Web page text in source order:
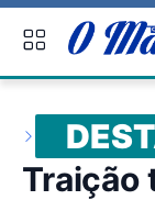
Traição